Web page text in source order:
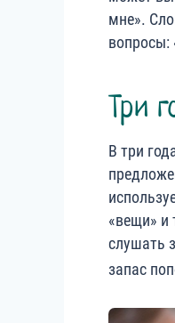
мне».
вопросы:
Три
В три
«вещи» и
слушать
запас